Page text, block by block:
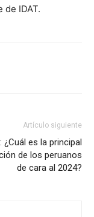
IDAT.
Artículo siguiente
¿Cuál es la principal
de los peruanos
de cara al 2024?